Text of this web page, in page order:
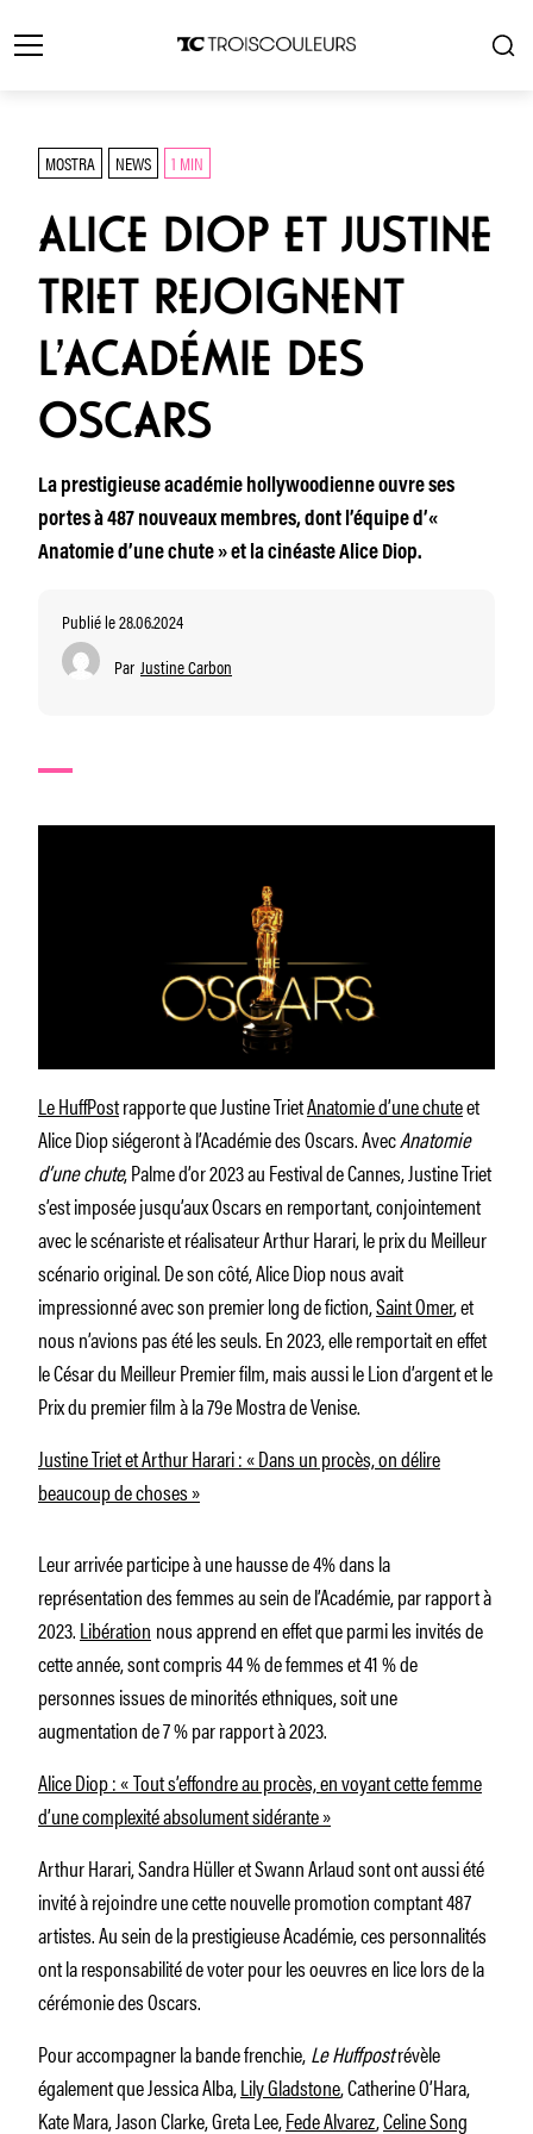
MOSTRA NEWS 1 MIN
ALICE DIOP ET JUSTINE
TRIET REJOIGNENT
L’ACADÉMIE DES
OSCARS
La prestigieuse académie hollywoodienne ouvre ses
portes à 487 nouveaux membres, dont l’équipe d’«
Anatomie d’une chute » et la cinéaste Alice Diop.
Publié le 28.06.2024
Par Justine Carbon
Le HuffPostrapporte que Justine TrietAnatomie d’une chuteet
Alice Diop siégeront à l’Académie des Oscars. AvecAnatomie
d’une chute, Palme d’or 2023 au Festival de Cannes, Justine Triet
s’est imposée jusqu’aux Oscars en remportant, conjointement
avec le scénariste et réalisateur Arthur Harari, le prix du Meilleur
scénario original. De son côté, Alice Diop nous avait
impressionné avec son premier long de fiction,Saint Omer, et
nous n’avions pas été les seuls. En 2023, elle remportait en effet
le César du Meilleur Premier film, mais aussi le Lion d’argent et le
Prix du premier film à la 79e Mostra de Venise.
Justine Triet et Arthur Harari : « Dans un procès, on délire
beaucoup de choses »
Leur arrivée participe à une hausse de 4% dans la
représentation des femmes au sein de l’Académie, par rapport à
2023.Libération nous apprend en effet que parmi les invités de
cette année, sont compris 44 % de femmes et 41 % de
personnes issues de minorités ethniques, soit une
augmentation de 7 % par rapport à 2023.
Alice Diop : « Tout s’effondre au procès, en voyant cette femme
d’une complexité absolument sidérante »
Arthur Harari, Sandra Hüller et Swann Arlaud sont ont aussi été
invité à rejoindre une cette nouvelle promotion comptant 487
artistes. Au sein de la prestigieuse Académie, ces personnalités
ont la responsabilité de voter pour les oeuvres en lice lors de la
cérémonie des Oscars.
Pour accompagner la bande frenchie,Le Huffpostrévèle
également que Jessica Alba,Lily Gladstone, Catherine O’Hara,
Kate Mara, Jason Clarke, Greta Lee,Fede Alvarez,Celine Song